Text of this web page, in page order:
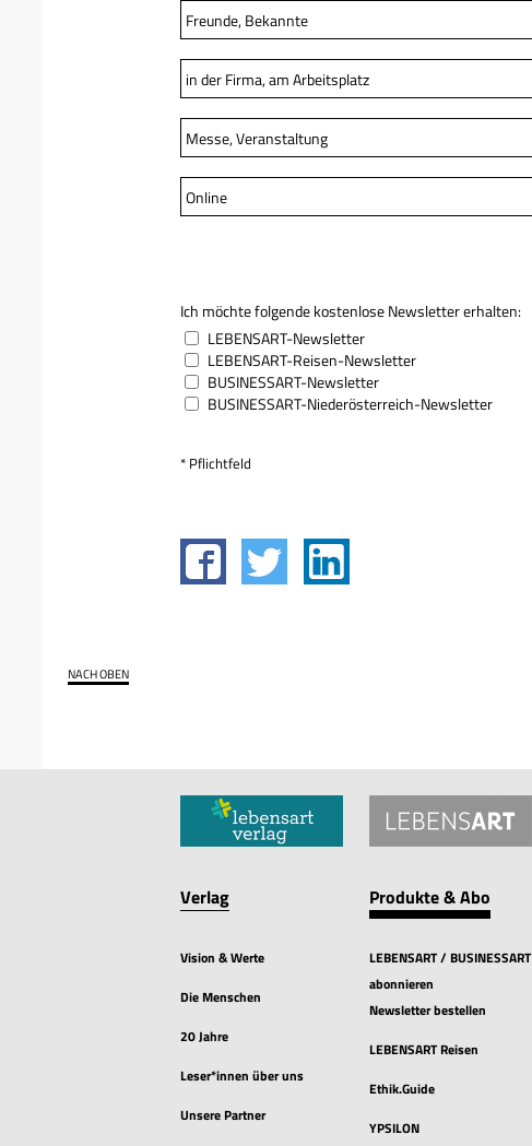
Freunde, Bekannte
in der Firma, am Arbeitsplatz
Messe, Veranstaltung
Online
Ich möchte folgende kostenlose Newsletter erhalten:
LEBENSART-Newsletter
LEBENSART-Reisen-Newsletter
BUSINESSART-Newsletter
BUSINESSART-Niederösterreich-Newsletter
* Pflichtfeld
NACH OBEN
Verlag
Vision & Werte
Die Menschen
20 Jahre
Leser*innen über uns
Unsere Partner
Produkte & Abo
LEBENSART / BUSINESSART
abonnieren
Newsletter bestellen
LEBENSART Reisen
Ethik.Guide
YPSILON